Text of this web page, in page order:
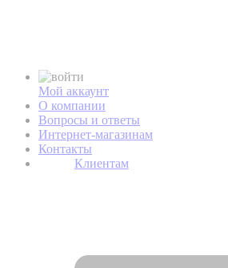
Мой аккаунт
О компании
Вопросы и ответы
Интернет-магазинам
Контакты
Клиентам